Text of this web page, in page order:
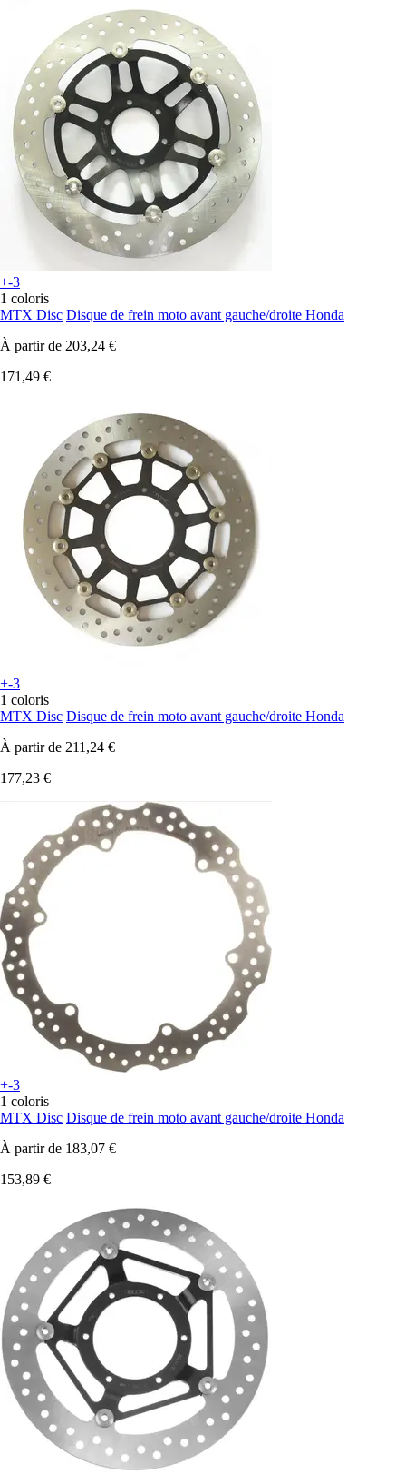
+-3
1 coloris
MTX Disc Disque de frein moto avant gauche/droite Honda
À partir de 203,24 €
171,49 €
+-3
1 coloris
MTX Disc Disque de frein moto avant gauche/droite Honda
À partir de 211,24 €
177,23 €
+-3
1 coloris
MTX Disc Disque de frein moto avant gauche/droite Honda
À partir de 183,07 €
153,89 €